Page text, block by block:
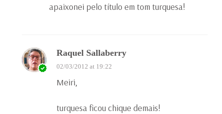
apaixonei pelo título em tom turquesa!
Raquel Sallaberry
02/03/2012 at 19:22
Meiri,
turquesa ficou chique demais!